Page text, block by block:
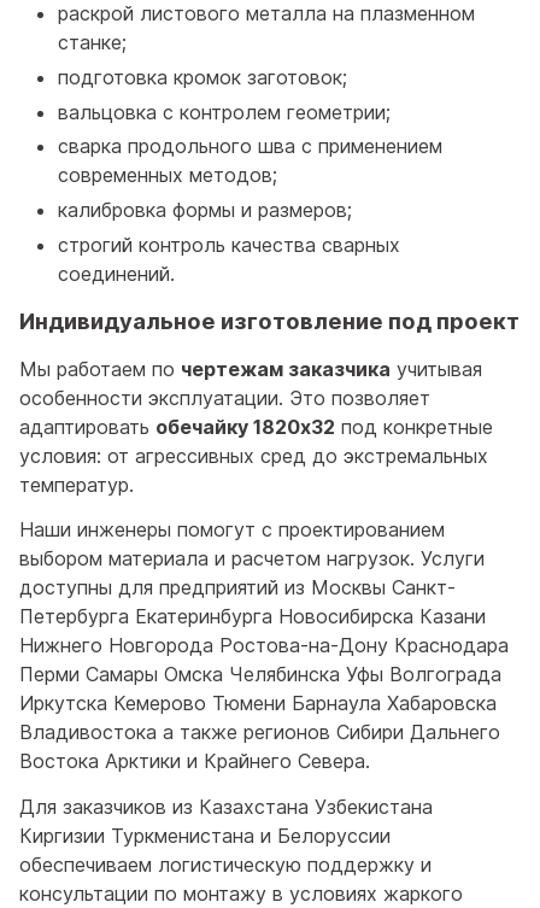
раскрой листового металла на плазменном
станке;
подготовка кромок заготовок;
вальцовка с контролем геометрии;
сварка продольного шва с применением
современных методов;
калибровка формы и размеров;
строгий контроль качества сварных
соединений.
Индивидуальное изготовление под проект
Мы работаем по чертежам заказчика учитывая
особенности эксплуатации. Это позволяет
адаптировать обечайку 1820х32 под конкретные
условия: от агрессивных сред до экстремальных
температур.
Наши инженеры помогут с проектированием
выбором материала и расчетом нагрузок. Услуги
доступны для предприятий из Москвы Санкт-
Петербурга Екатеринбурга Новосибирска Казани
Нижнего Новгорода Ростова-на-Дону Краснодара
Перми Самары Омска Челябинска Уфы Волгограда
Иркутска Кемерово Тюмени Барнаула Хабаровска
Владивостока а также регионов Сибири Дальнего
Востока Арктики и Крайнего Севера.
Для заказчиков из Казахстана Узбекистана
Киргизии Туркменистана и Белоруссии
обеспечиваем логистическую поддержку и
консультации по монтажу в условиях жаркого